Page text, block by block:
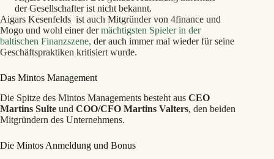
der Gesellschafter ist nicht bekannt.
Aigars Kesenfelds ist auch Mitgründer von 4finance und
Mogo und wohl einer dermächtigsten Spieler in der
baltischen Finanzszene, der auch immer mal wieder für seine
Geschäftspraktiken kritisiert wurde.
Das Mintos Management
Die Spitze des Mintos Managements besteht aus CEO
Martins Sulte und COO/CFO Martins Valters, den beiden
Mitgründern des Unternehmens.
Die Mintos Anmeldung und Bonus